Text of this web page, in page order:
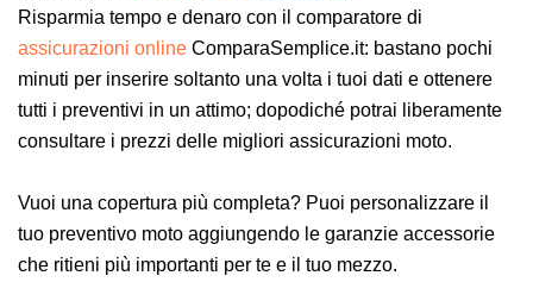
Risparmia tempo e denaro con il comparatore di
assicurazioni online ComparaSemplice.it: bastano pochi
minuti per inserire soltanto una volta i tuoi dati e ottenere
tutti i preventivi in un attimo; dopodiché potrai liberamente
consultare i prezzi delle migliori assicurazioni moto.
Vuoi una copertura più completa? Puoi personalizzare il
tuo preventivo moto aggiungendo le garanzie accessorie
che ritieni più importanti per te e il tuo mezzo.